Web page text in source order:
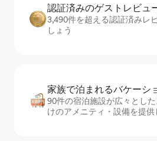
認証済みのゲ⁠ス⁠ト⁠レ⁠ビ⁠ュ⁠
3,490件を超える認証済みレ
しょう
家族で泊まれるバ⁠ケ⁠ー⁠シ⁠
90件の宿泊施設が広々とし
けのアメニティ・設備を提供